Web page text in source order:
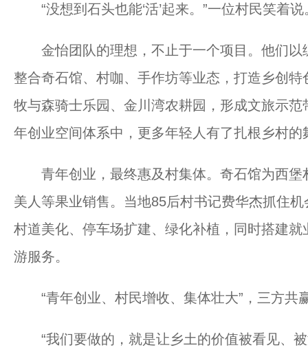
“没想到石头也能‘活’起来。”一位村民笑着说
金怡团队的理想，不止于一个项目。他们以
整合奇石馆、村咖、手作坊等业态，打造乡创
牧与森骑士乐园、金川湾农耕园，形成文旅示范
年创业空间体系中，更多年轻人有了扎根乡村的
青年创业，最终惠及村集体。奇石馆为西堡
美人等果业销售。当地85后村书记费华杰抓住
村道美化、停车场扩建、绿化补植，同时搭建
游服务。
“青年创业、村民增收、集体壮大”，三方共
“我们要做的，就是让乡土的价值被看见、被